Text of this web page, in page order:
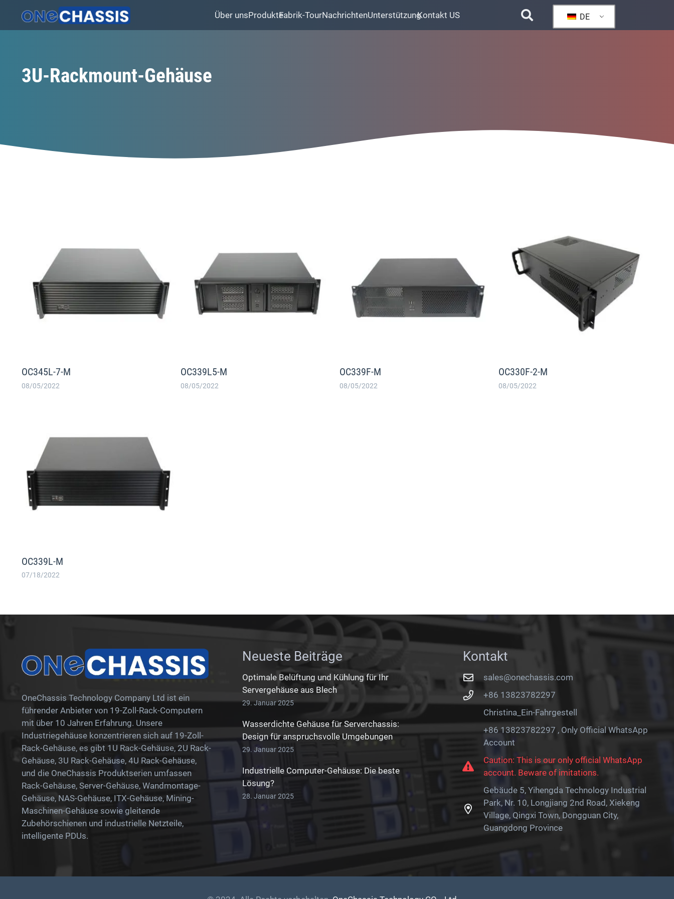
Über unsProdukteFabrik-TourNachrichtenUnterstützungKontakt US DE
3U-Rackmount-Gehäuse
OC345L-7-M
08/05/2022
OC339L5-M
08/05/2022
OC339F-M
08/05/2022
OC330F-2-M
08/05/2022
OC339L-M
07/18/2022
OneChassis Technology Company Ltd ist ein
führender Anbieter von 19-Zoll-Rack-Computern
mit über 10 Jahren Erfahrung. Unsere
Industriegehäuse konzentrieren sich auf 19-Zoll-
Rack-Gehäuse, es gibt 1U Rack-Gehäuse, 2U Rack-
Gehäuse, 3U Rack-Gehäuse, 4U Rack-Gehäuse,
und die OneChassis Produktserien umfassen
Rack-Gehäuse, Server-Gehäuse, Wandmontage-
Gehäuse, NAS-Gehäuse, ITX-Gehäuse, Mining-
Maschinen-Gehäuse sowie gleitende
Zubehörschienen und industrielle Netzteile,
intelligente PDUs.
Neueste Beiträge
Optimale Belüftung und Kühlung für Ihr
Servergehäuse aus Blech
29. Januar 2025
Wasserdichte Gehäuse für Serverchassis:
Design für anspruchsvolle Umgebungen
29. Januar 2025
Industrielle Computer-Gehäuse: Die beste
Lösung?
28. Januar 2025
Kontakt
sales@onechassis.com
+86 13823782297
Christina_Ein-Fahrgestell
+86 13823782297 , Only Official WhatsApp
Account
Caution: This is our only official WhatsApp
account. Beware of imitations.
Gebäude 5, Yihengda Technology Industrial
Park, Nr. 10, Longjiang 2nd Road, Xiekeng
Village, Qingxi Town, Dongguan City,
Guangdong Province